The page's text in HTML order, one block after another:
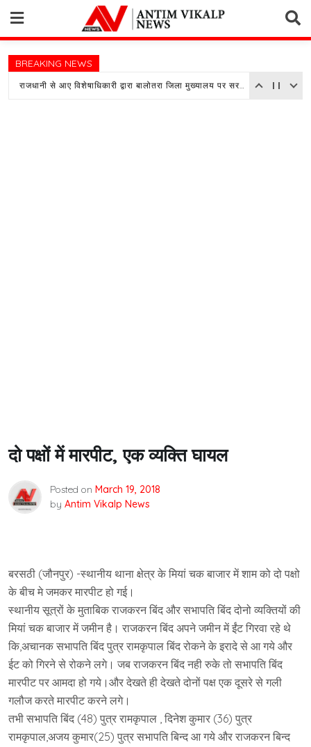
content
BREAKING NEWS
राजधानी से आए विशेषाधिकारी द्वारा बालोतरा जिला मुख्यालय पर सरकारी अस्पताल का किया औचक निरीक्षण
दो पक्षों में मारपीट, एक व्यक्ति घायल
Posted on March 19, 2018
by Antim Vikalp News
बरसठी (जौनपुर) -स्थानीय थाना क्षेत्र के मियां चक बाजार में शाम को दो पक्षो
के बीच मे जमकर मारपीट हो गई।
स्थानीय सूत्रों के मुताबिक राजकरन बिंद और सभापति बिंद दोनो व्यक्तियों की
मियां चक बाजार में जमीन है। राजकरन बिंद अपने जमीन में ईंट गिरवा रहे थे
कि,अचानक सभापति बिंद पुत्र रामकृपाल बिंद रोकने के इरादे से आ गये और
ईट को गिरने से रोकने लगे। जब राजकरन बिंद नही रुके तो सभापति बिंद
मारपीट पर आमदा हो गये।और देखते ही देखते दोनों पक्ष एक दूसरे से गली
गलौज करते मारपीट करने लगे।
तभी सभापति बिंद (48) पुत्र रामकृपाल , दिनेश कुमार (36) पुत्र
रामकृपाल,अजय कुमार(25) पुत्र सभापति बिन्द आ गये और राजकरन बिन्द